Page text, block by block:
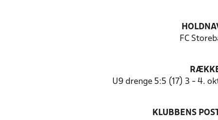
FC
U9 drenge 5:5 (17) 3 - 4.
KLUBBENS